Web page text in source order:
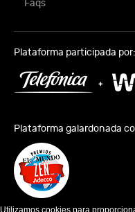
Faqs
Plataforma participada por:
Plataforma galardonada
Utilizamos cookies para